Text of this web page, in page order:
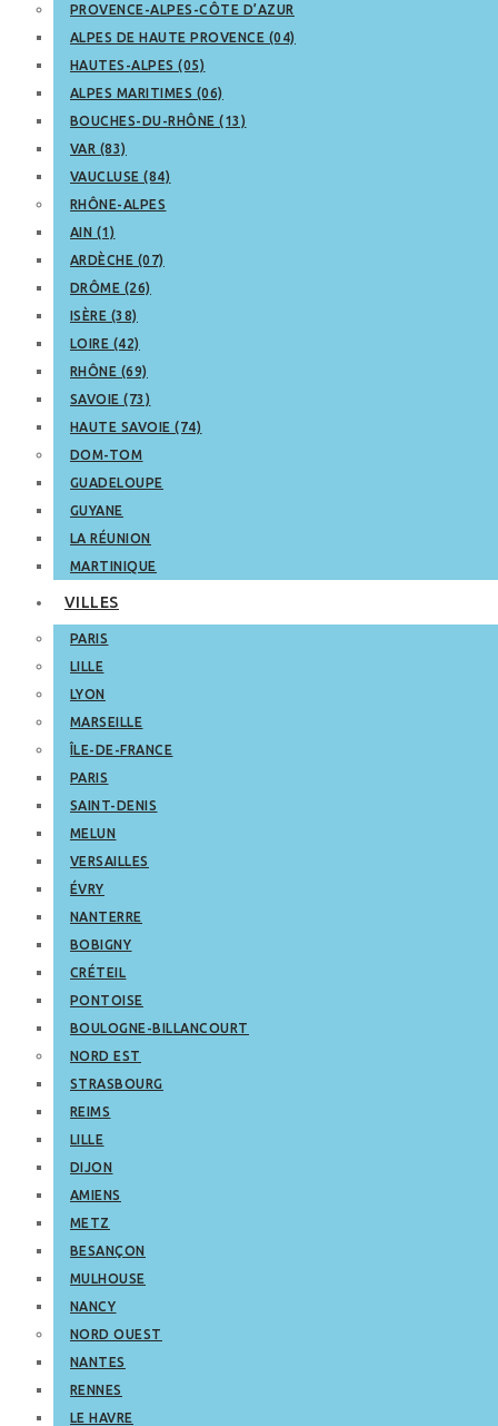
PROVENCE-ALPES-CÔTE D’AZUR
ALPES DE HAUTE PROVENCE (04)
HAUTES-ALPES (05)
ALPES MARITIMES (06)
BOUCHES-DU-RHÔNE (13)
VAR (83)
VAUCLUSE (84)
RHÔNE-ALPES
AIN (1)
ARDÈCHE (07)
DRÔME (26)
ISÈRE (38)
LOIRE (42)
RHÔNE (69)
SAVOIE (73)
HAUTE SAVOIE (74)
DOM-TOM
GUADELOUPE
GUYANE
LA RÉUNION
MARTINIQUE
VILLES
PARIS
LILLE
LYON
MARSEILLE
ÎLE-DE-FRANCE
PARIS
SAINT-DENIS
MELUN
VERSAILLES
ÉVRY
NANTERRE
BOBIGNY
CRÉTEIL
PONTOISE
BOULOGNE-BILLANCOURT
NORD EST
STRASBOURG
REIMS
LILLE
DIJON
AMIENS
METZ
BESANÇON
MULHOUSE
NANCY
NORD OUEST
NANTES
RENNES
LE HAVRE